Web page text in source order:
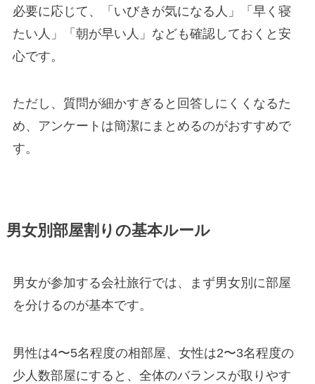
必要に応じて、「いびきが気になる人」「早く寝
たい人」「朝が早い人」なども確認しておくと安
心です。
ただし、質問が細かすぎると回答しにくくなるた
め、アンケートは簡潔にまとめるのがおすすめで
す。
男女別部屋割りの基本ルール
男女が参加する会社旅行では、まず男女別に部屋
を分けるのが基本です。
男性は4〜5名程度の相部屋、女性は2〜3名程度の
少人数部屋にすると、全体のバランスが取りやす